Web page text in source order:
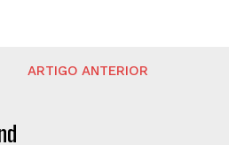
ARTIGO ANTERIOR